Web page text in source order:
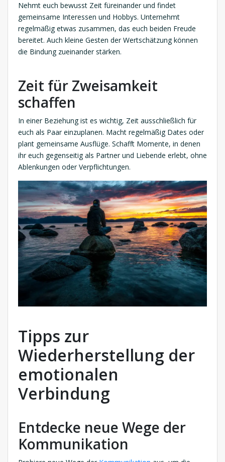
Nehmt euch bewusst Zeit füreinander und findet
gemeinsame Interessen und Hobbys. Unternehmt
regelmäßig etwas zusammen, das euch beiden Freude
bereitet. Auch kleine Gesten der Wertschätzung können
die Bindung zueinander stärken.
Zeit für Zweisamkeit
schaffen
In einer Beziehung ist es wichtig, Zeit ausschließlich für
euch als Paar einzuplanen. Macht regelmäßig Dates oder
plant gemeinsame Ausflüge. Schafft Momente, in denen
ihr euch gegenseitig als Partner und Liebende erlebt, ohne
Ablenkungen oder Verpflichtungen.
Tipps zur
Wiederherstellung der
emotionalen
Verbindung
Entdecke neue Wege der
Kommunikation